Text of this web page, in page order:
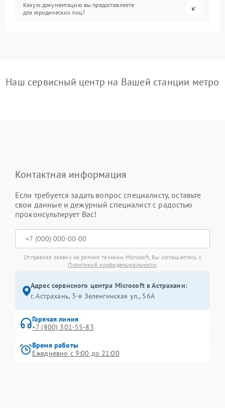
Какую документацию вы предоставляете
для юридических лиц?
Наш сервисный центр на Вашей станции метро
Контактная информация
Если требуется задать вопрос специалисту, оставьте
свои данные и дежурный специалист с радостью
проконсультирует Вас!
Отправляя заявку на ремонт техники Microsoft, Вы соглашаетесь с
Политикой конфиденциальности
Адрес сервисного центра Microsoft в Астрахани:
г. Астрахань, 3-я Зеленгинская ул., 56А
Горячая линия
+7 (800) 301-55-83
Время работы
Ежедневно с 9:00 до 21:00